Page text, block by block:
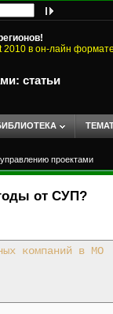
2010 в он-лайн
статьи
проектами
от СУП?
компаний в МО